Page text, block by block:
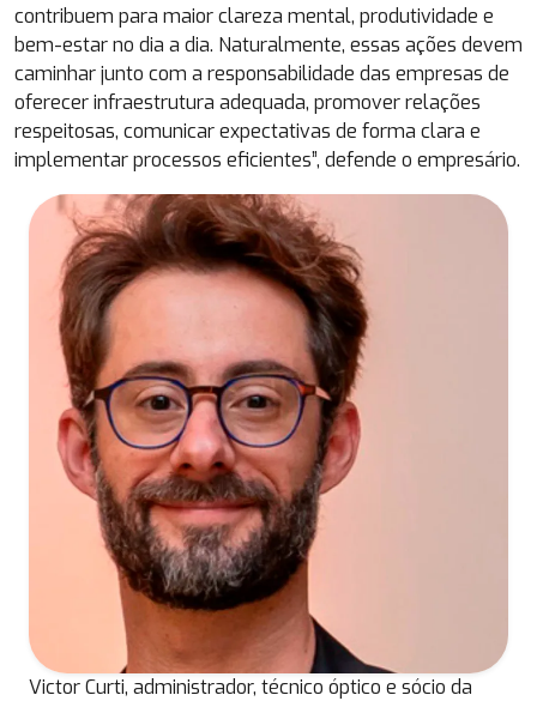
contribuem para maior clareza mental, produtividade e
bem-estar no dia a dia. Naturalmente, essas ações devem
caminhar junto com a responsabilidade das empresas de
oferecer infraestrutura adequada, promover relações
respeitosas, comunicar expectativas de forma clara e
implementar processos eficientes”, defende o empresário.
Victor Curti, administrador, técnico óptico e sócio da